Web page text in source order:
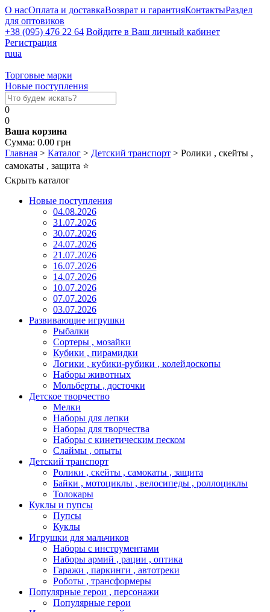
О насОплата и доставкаВозврат и гарантияКонтактыРаздел
для оптовиков
+38 (095) 476 22 64 Войдите в Ваш личный кабинет
Регистрация
ruua
Торговые марки
Новые поступления
0
0
Ваша корзина
Сумма: 0.00 грн
Главная > Каталог > Детский транспорт > Ролики , скейты ,
самокаты , защита ⭐
Скрыть каталог
Новые поступления
04.08.2026
31.07.2026
30.07.2026
24.07.2026
21.07.2026
16.07.2026
14.07.2026
10.07.2026
07.07.2026
03.07.2026
Развивающие игрушки
Рыбалки
Сортеры , мозайки
Кубики , пирамидки
Логики , кубики-рубики , колейдоскопы
Наборы животных
Мольберты , досточки
Детское творчество
Мелки
Наборы для лепки
Наборы для творчества
Наборы с кинетическим песком
Слаймы , опыты
Детский транспорт
Ролики , скейты , самокаты , защита
Байки , мотоциклы , велосипеды , роллоциклы
Толокары
Куклы и пупсы
Пупсы
Куклы
Игрушки для мальчиков
Наборы с инструментами
Наборы армий , рации , оптика
Гаражи , паркинги , автотреки
Роботы , трансформеры
Популярные герои , персонажи
Популярные герои